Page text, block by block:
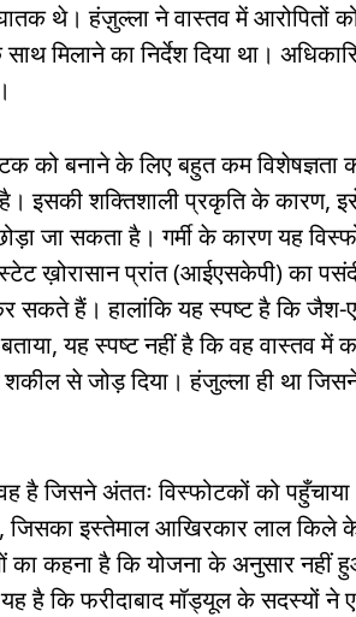
थे। हंज़ुल्ला ने वास्तव में आरोपितों को
मिलाने का निर्देश दिया था।
को बनाने के लिए बहुत कम
इसकी शक्तिशाली प्रकृति के कारण,
जा सकता है। गर्मी के कारण यह
ख़ोरासान प्रांत (आईएसकेपी) का
सकते हैं। हालांकि यह स्पष्ट है कि जैश-
यह स्पष्ट नहीं है कि वह वास्तव
से जोड़ दिया। हंजुल्ला ही था जिसने
है जिसने अंततः विस्फोटकों को
जिसका इस्तेमाल आखिरकार लाल किले
का कहना है कि योजना के अनुसार नहीं
है कि फरीदाबाद मॉड्यूल के सदस्यों